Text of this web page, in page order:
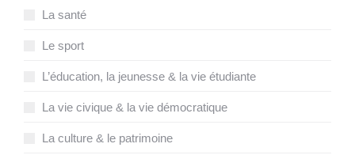
La santé
Le sport
L’éducation, la jeunesse & la vie étudiante
La vie civique & la vie démocratique
La culture & le patrimoine